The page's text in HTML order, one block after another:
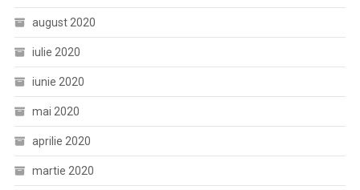
august 2020
iulie 2020
iunie 2020
mai 2020
aprilie 2020
martie 2020